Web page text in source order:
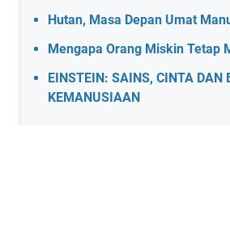
Hutan, Masa Depan Umat
Mengapa Orang Miskin Tetap
EINSTEIN: SAINS, CINTA DAN
KEMANUSIAAN